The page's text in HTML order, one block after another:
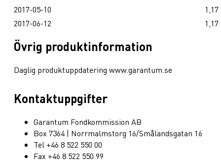
2017-05-10
1,17
2017-06-12
1,17
Övrig produktinformation
Daglig produktuppdatering www.garantum.se
Kontaktuppgifter
Garantum Fondkommission AB
Box 7364 | Norrmalmstorg 16/Smålandsgatan 16
Tel +46 8 522 550 00
Fax +46 8 522 550 99